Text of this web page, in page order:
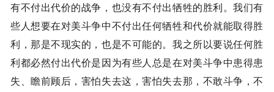
有不付出代价的战争，也没有不付出牺牲的胜利。我们有
些人想要在对美斗争中不付出任何牺牲和代价就能取得胜
利，那是不现实的，也是不可能的。我之所以要说任何胜
利都必然付出代价是因为有些人总是在对美斗争中患得患
失、瞻前顾后，害怕失去这，害怕失去那，不敢斗争，不